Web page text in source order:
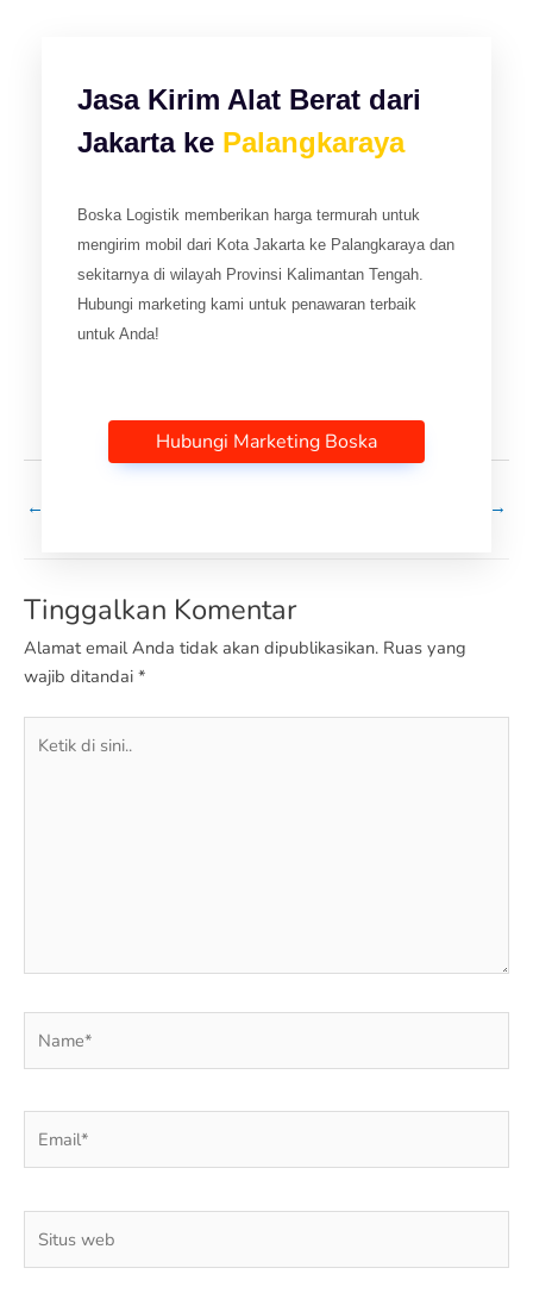
Jasa Kirim Alat Berat dari
Jakarta ke Palangkaraya
Boska Logistik memberikan harga termurah untuk
mengirim mobil dari Kota Jakarta ke Palangkaraya dan
sekitarnya di wilayah Provinsi Kalimantan Tengah.
Hubungi marketing kami untuk penawaran terbaik
untuk Anda!
Hubungi Marketing Boska
← →
Tinggalkan Komentar
Alamat email Anda tidak akan dipublikasikan. Ruas yang
wajib ditandai *
web